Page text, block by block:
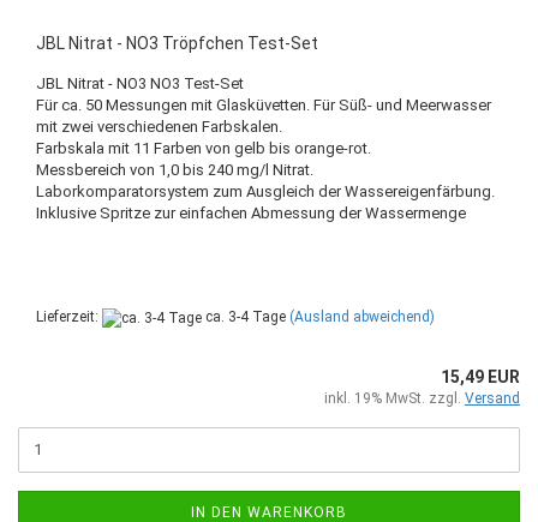
JBL Nitrat - NO3 Tröpfchen Test-Set
JBL Nitrat - NO3 NO3 Test-Set
Für ca. 50 Messungen mit Glasküvetten. Für Süß- und Meerwasser
mit zwei verschiedenen Farbskalen.
Farbskala mit 11 Farben von gelb bis orange-rot.
Messbereich von 1,0 bis 240 mg/l Nitrat.
Laborkomparatorsystem zum Ausgleich der Wassereigenfärbung.
Inklusive Spritze zur einfachen Abmessung der Wassermenge
Lieferzeit: ca. 3-4 Tage (Ausland abweichend)
15,49 EUR
inkl. 19% MwSt. zzgl. Versand
IN DEN WARENKORB